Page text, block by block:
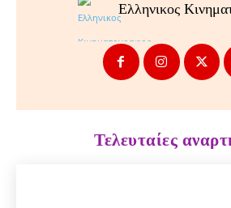
Ελληνικος
Τελευταίες